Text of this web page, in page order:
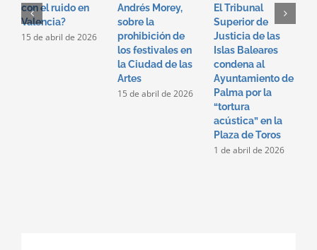
con el ruido en
Valencia?
15 de abril de 2026
Andrés Morey,
sobre la
prohibición de
los festivales en
la Ciudad de las
Artes
15 de abril de 2026
El Tribunal
Superior de
Justicia de las
Islas Baleares
condena al
Ayuntamiento de
Palma por la
“tortura
acústica” en la
Plaza de Toros
1 de abril de 2026